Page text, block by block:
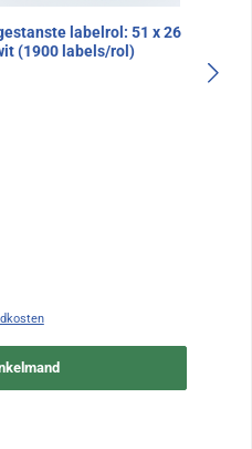
labelrol: 51 x 26
(1900 labels/rol)